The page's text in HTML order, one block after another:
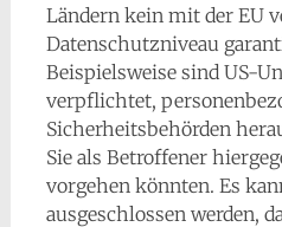
Ländern kein mit der EU
Datenschutzniveau
Beispielsweise sind US-
verpflichtet,
Sicherheitsbehörden
Sie als Betroffener
vorgehen könnten. Es
ausgeschlossen werden,